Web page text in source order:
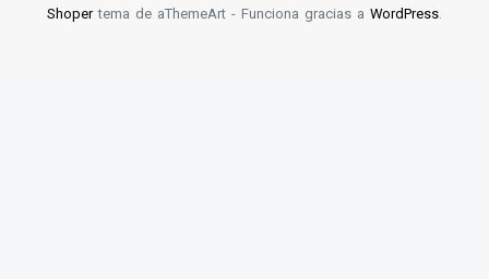
Shopertema de aThemeArt - Funciona gracias a WordPress